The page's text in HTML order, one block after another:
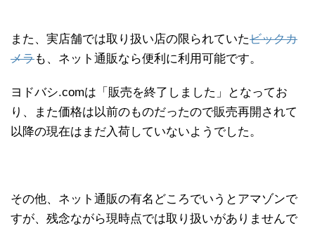
また、実店舗では取り扱い店の限られていたビックカ
メラも、ネット通販なら便利に利用可能です。
ヨドバシ.comは「販売を終了しました」となってお
り、また価格は以前のものだったので販売再開されて
以降の現在はまだ入荷していないようでした。
その他、ネット通販の有名どころでいうとアマゾンで
すが、残念ながら現時点では取り扱いがありませんで